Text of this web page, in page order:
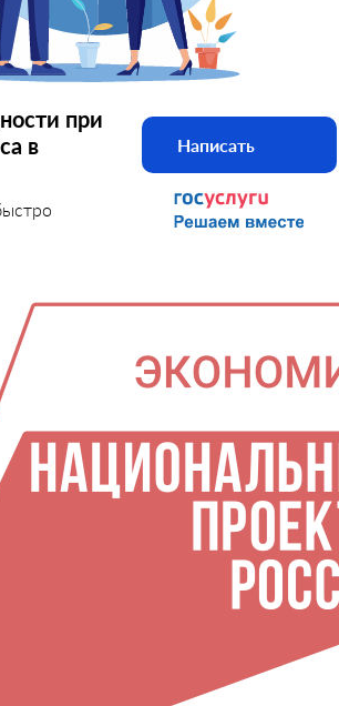
при
в
Написать